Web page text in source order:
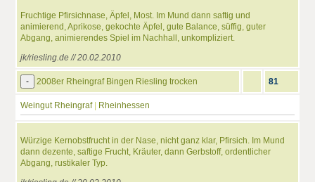
Fruchtige Pfirsichnase, Äpfel, Most. Im Mund dann saftig und
animierend, Aprikose, gekochte Äpfel, gute Balance, süffig, guter
Abgang, animierendes Spiel im Nachhall, unkompliziert.
jk/riesling.de // 20.02.2010
- 2008er Rheingraf Bingen Riesling trocken 81
Weingut Rheingraf| Rheinhessen
Würzige Kernobstfrucht in der Nase, nicht ganz klar, Pfirsich. Im Mund
dann dezente, saftige Frucht, Kräuter, dann Gerbstoff, ordentlicher
Abgang, rustikaler Typ.